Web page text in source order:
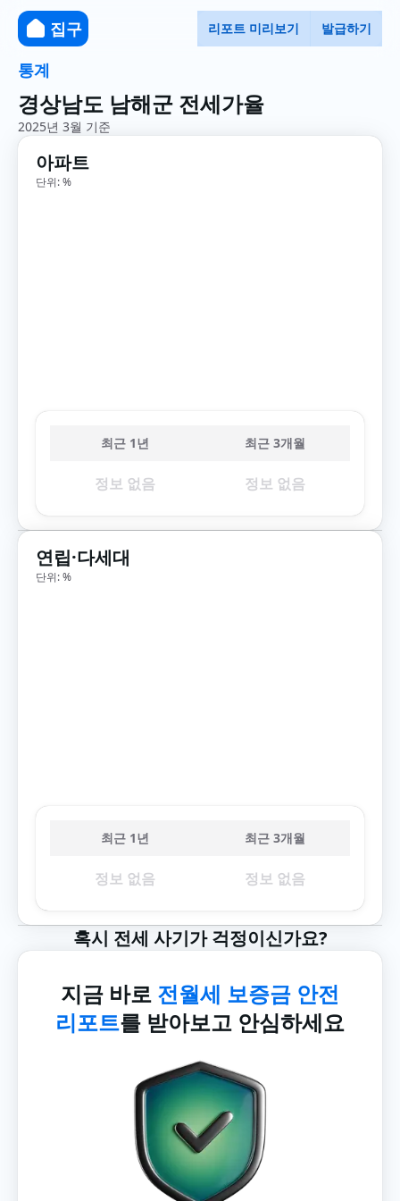
집구 리포트 미리보기 발급하기
통계
경상남도 남해군 전세가율
2025년 3월 기준
아파트
단위: %
최근 1년 최근 3개월
정보 없음 정보 없음
연립·다세대
단위: %
최근 1년 최근 3개월
정보 없음 정보 없음
혹시 전세 사기가 걱정이신가요?
지금 바로 전월세 보증금 안전
리포트를 받아보고 안심하세요